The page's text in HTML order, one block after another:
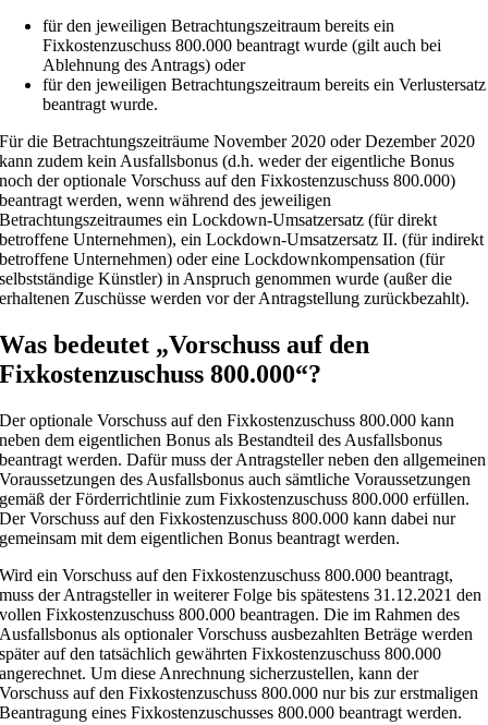
für den jeweiligen Betrachtungszeitraum bereits ein
Fixkostenzuschuss 800.000 beantragt wurde (gilt auch bei
Ablehnung des Antrags) oder
für den jeweiligen Betrachtungszeitraum bereits ein Verlustersatz
beantragt wurde.
Für die Betrachtungszeiträume November 2020 oder Dezember 2020
kann zudem kein Ausfallsbonus (d.h. weder der eigentliche Bonus
noch der optionale Vorschuss auf den Fixkostenzuschuss 800.000)
beantragt werden, wenn während des jeweiligen
Betrachtungszeitraumes ein Lockdown-Umsatzersatz (für direkt
betroffene Unternehmen), ein Lockdown-Umsatzersatz II. (für indirekt
betroffene Unternehmen) oder eine Lockdownkompensation (für
selbstständige Künstler) in Anspruch genommen wurde (außer die
erhaltenen Zuschüsse werden vor der Antragstellung zurückbezahlt).
Was bedeutet „Vorschuss auf den
Fixkostenzuschuss 800.000“?
Der optionale Vorschuss auf den Fixkostenzuschuss 800.000 kann
neben dem eigentlichen Bonus als Bestandteil des Ausfallsbonus
beantragt werden. Dafür muss der Antragsteller neben den allgemeinen
Voraussetzungen des Ausfallsbonus auch sämtliche Voraussetzungen
gemäß der Förderrichtlinie zum Fixkostenzuschuss 800.000 erfüllen.
Der Vorschuss auf den Fixkostenzuschuss 800.000 kann dabei nur
gemeinsam mit dem eigentlichen Bonus beantragt werden.
Wird ein Vorschuss auf den Fixkostenzuschuss 800.000 beantragt,
muss der Antragsteller in weiterer Folge bis spätestens 31.12.2021 den
vollen Fixkostenzuschuss 800.000 beantragen. Die im Rahmen des
Ausfallsbonus als optionaler Vorschuss ausbezahlten Beträge werden
später auf den tatsächlich gewährten Fixkostenzuschuss 800.000
angerechnet. Um diese Anrechnung sicherzustellen, kann der
Vorschuss auf den Fixkostenzuschuss 800.000 nur bis zur erstmaligen
Beantragung eines Fixkostenzuschusses 800.000 beantragt werden.